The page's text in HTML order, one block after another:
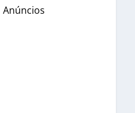
Anúncios